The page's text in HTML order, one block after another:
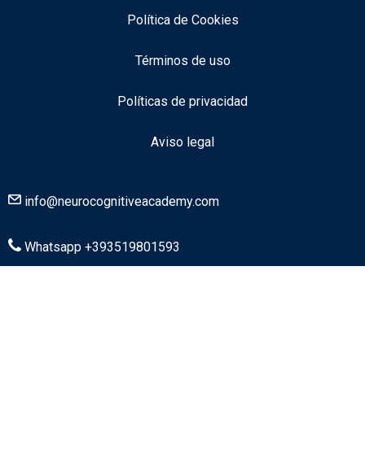
Política de Cookies
Términos de uso
Políticas de privacidad
Aviso legal
info@neurocognitiveacademy.com
Whatsapp +393519801593